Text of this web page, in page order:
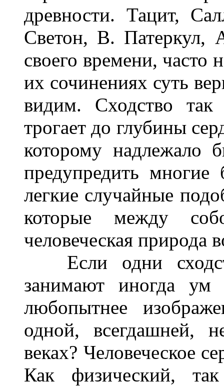
древности. Тацит,
Светон, В. Патеркул,
своего времени, часто
их сочинениях суть
видим. Сходство
трогает до глубины
которому надлежало
предупредить
легкие случайные
которые между
человеческая природа
Если одни
занимают иногда
любопытнее
одной, всегдашней,
веках? Человеческое
Как физический,